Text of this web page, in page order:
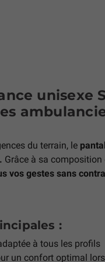
unisexe
du terrain, le
Grâce à sa
vos gestes sans
:
à tous les profils
un confort optimal